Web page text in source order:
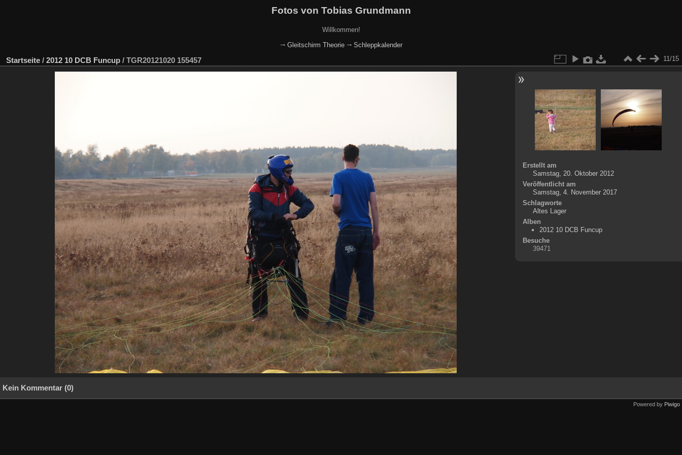
Fotos von Tobias Grundmann
Willkommen!
🠂 Gleitschirm Theorie 🠂 Schleppkalender
Startseite / 2012 10 DCB Funcup / TGR20121020 155457 11/15
Erstellt am
Samstag, 20. Oktober 2012
Veröffentlicht am
Samstag, 4. November 2017
Schlagworte
Altes Lager
Alben
2012 10 DCB Funcup
Besuche
39471
Kein Kommentar (0)
Powered by Piwigo